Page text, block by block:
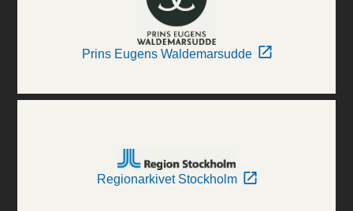
Prins Eugens Waldemarsudde
Regionarkivet Stockholm